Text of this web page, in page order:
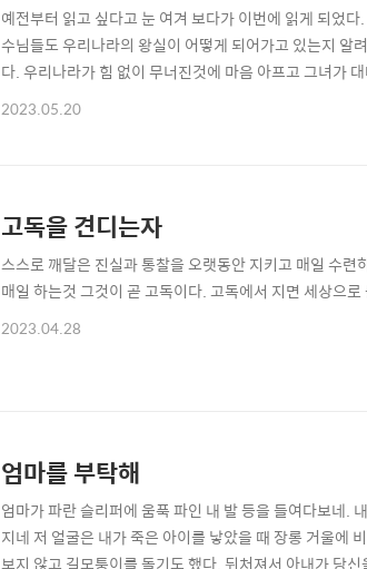
예전부터 읽고 싶다고 눈 여겨 보다가 이번에 읽게 되었
수님들도 우리나라의 왕실이 어떻게 되어가고 있는지 알
다. 우리나라가 힘 없이 무너진것에 마음 아프고 그녀가
이승만 대통령이 새로운 대한 민국에 위협이 되지 않을까
2023.05.20
고독을 견디는자
스스로 깨달은 진실과 통찰을 오랫동안 지키고 매일 수
매일 하는것 그것이 곧 고독이다. 고독에서 지면 세상으
2023.04.28
엄마를 부탁해
엄마가 파란 슬리퍼에 움푹 파인 내 발 등을 들여다보네.
지네 저 얼굴은 내가 죽은 아이를 낳았을 때 장롱 거울에
보지 않고 길모퉁이를 돌기도 했다. 뒤처져서 아내가 당